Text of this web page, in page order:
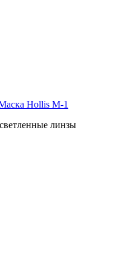
Hollis M-1
линзы